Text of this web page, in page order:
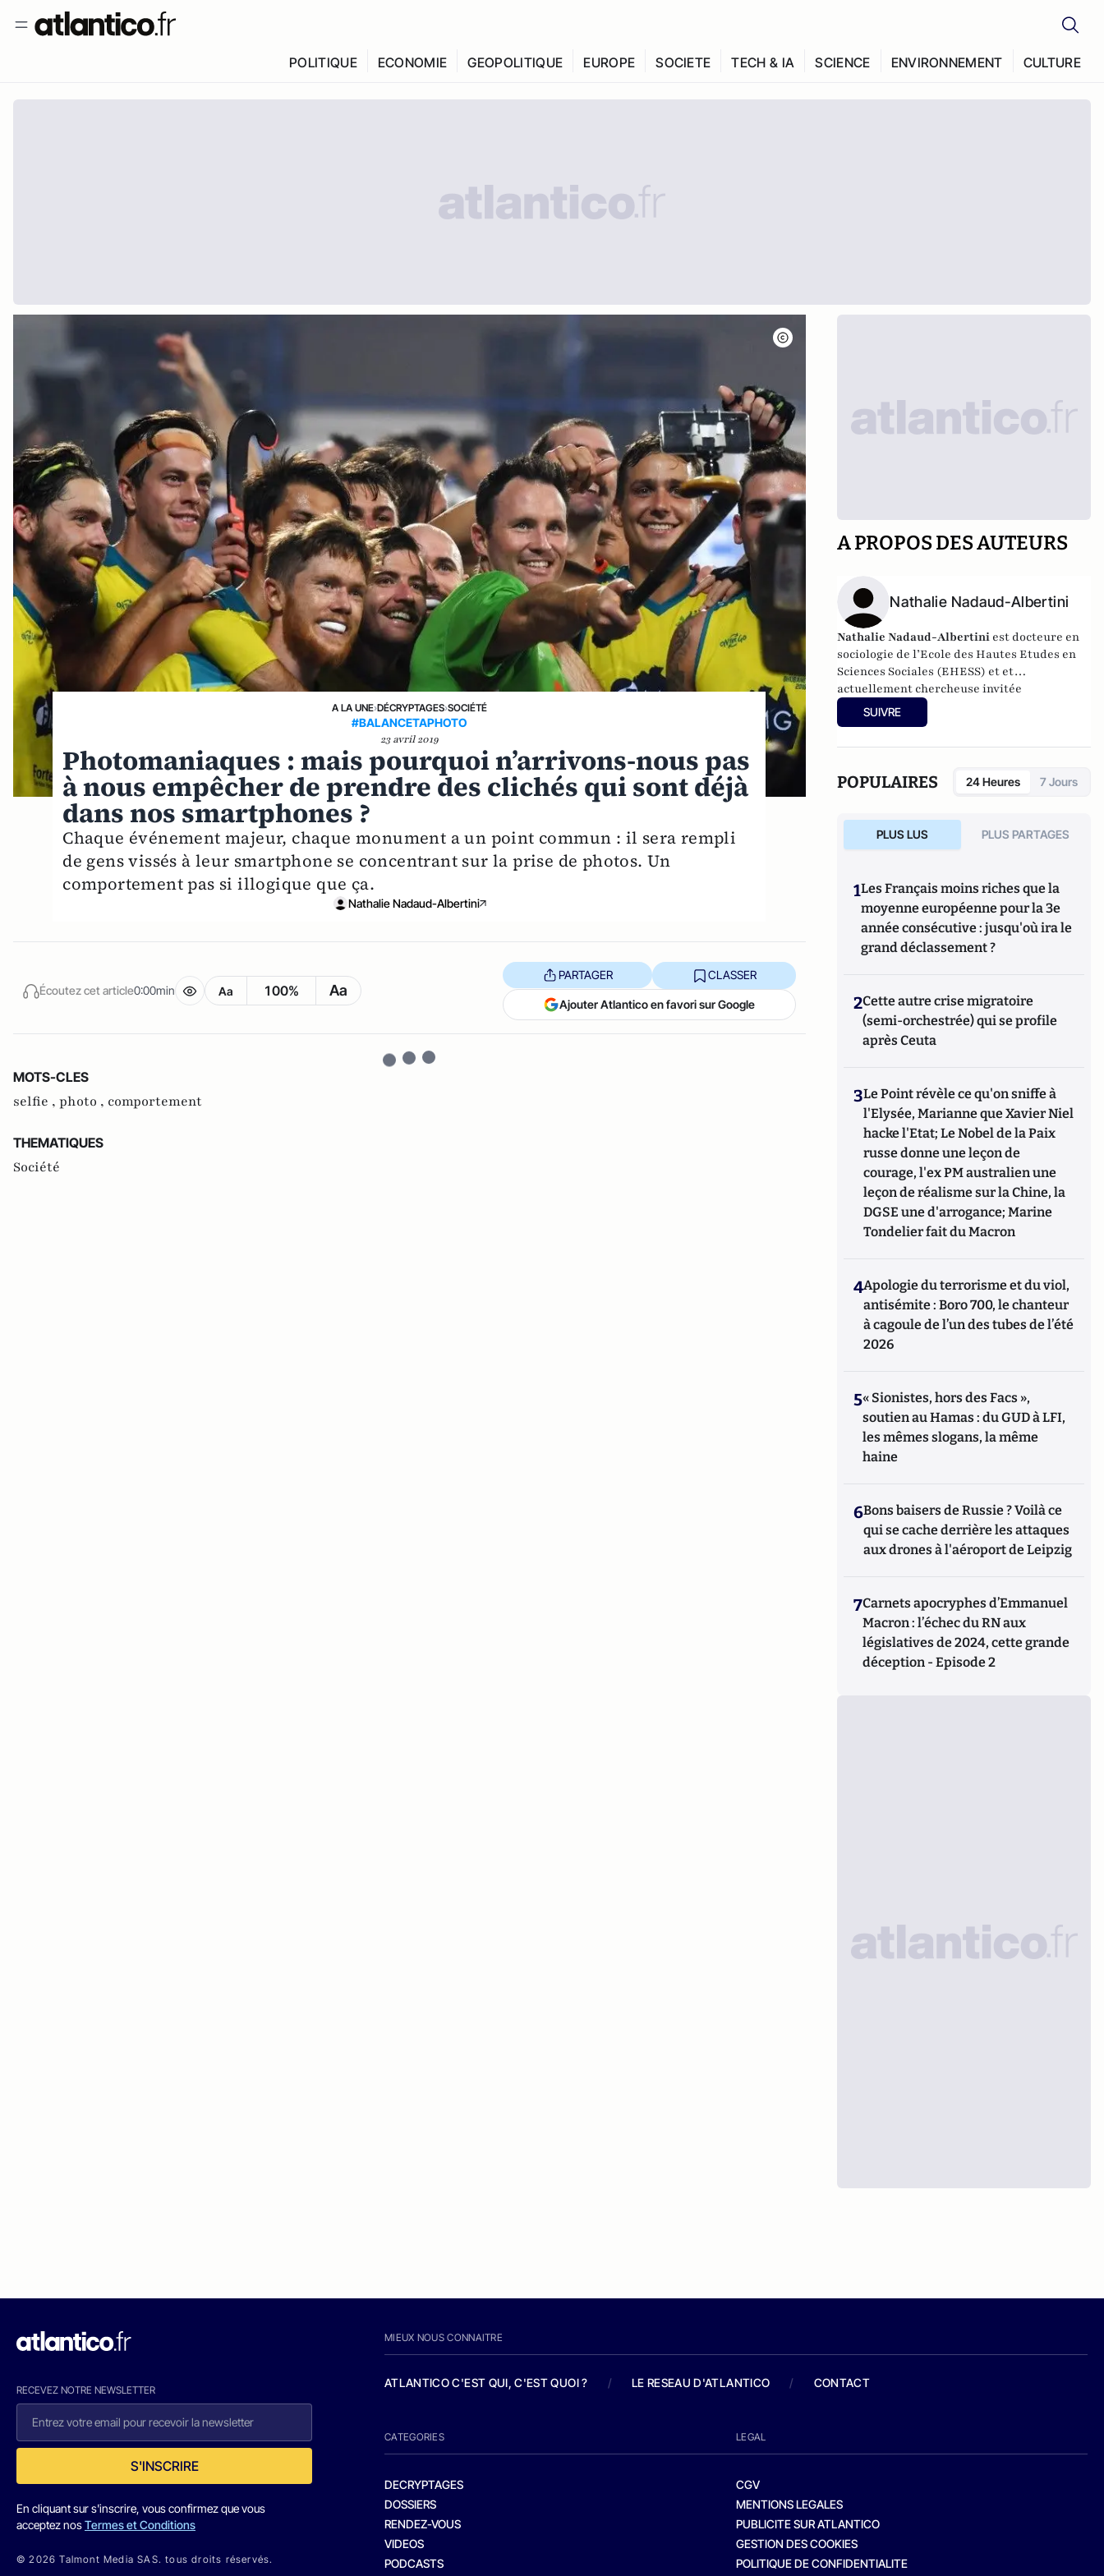
POLITIQUE ECONOMIE GEOPOLITIQUE EUROPE SOCIETE TECH & IA SCIENCE ENVIRONNEMENT CULTURE
A LA UNE›DÉCRYPTAGES›SOCIÉTÉ
#BALANCETAPHOTO
23 avril 2019
Photomaniaques : mais pourquoi n’arrivons-nous pas
à nous empêcher de prendre des clichés qui sont déjà
dans nos smartphones ?
Chaque événement majeur, chaque monument a un point commun : il sera rempli
de gens vissés à leur smartphone se concentrant sur la prise de photos. Un
comportement pas si illogique que ça.
Nathalie Nadaud-Albertini
Écoutez cet article0:00min Aa 100% Aa
PARTAGER CLASSER
Ajouter Atlantico en favori sur Google
MOTS-CLES
selfie , photo , comportement
THEMATIQUES
Société
A PROPOS DES AUTEURS
Nathalie Nadaud-Albertini
Nathalie Nadaud-Albertini est docteure en
sociologie de l’Ecole des Hautes Etudes en
Sciences Sociales (EHESS) et et
actuellement chercheuse invitée
permanente au CREM de l'université de
Lorraine.
SUIVRE
POPULAIRES 24 Heures 7 Jours
PLUS LUS PLUS PARTAGES
1Les Français moins riches que la
moyenne européenne pour la 3e
année consécutive : jusqu'où ira le
grand déclassement ?
2Cette autre crise migratoire
(semi-orchestrée) qui se profile
après Ceuta
3Le Point révèle ce qu'on sniffe à
l'Elysée, Marianne que Xavier Niel
hacke l'Etat; Le Nobel de la Paix
russe donne une leçon de
courage, l'ex PM australien une
leçon de réalisme sur la Chine, la
DGSE une d'arrogance; Marine
Tondelier fait du Macron
4Apologie du terrorisme et du viol,
antisémite : Boro 700, le chanteur
à cagoule de l’un des tubes de l’été
2026
5« Sionistes, hors des Facs »,
soutien au Hamas : du GUD à LFI,
les mêmes slogans, la même
haine
6Bons baisers de Russie ? Voilà ce
qui se cache derrière les attaques
aux drones à l'aéroport de Leipzig
7Carnets apocryphes d’Emmanuel
Macron : l’échec du RN aux
législatives de 2024, cette grande
déception - Episode 2
RECEVEZ NOTRE NEWSLETTER
S'INSCRIRE
En cliquant sur s'inscrire, vous confirmez que vous
acceptez nosTermes et Conditions
© 2026 Talmont Media SAS. tous droits réservés.
MIEUX NOUS CONNAITRE
ATLANTICO C'EST QUI, C'EST QUOI ? / LE RESEAU D'ATLANTICO / CONTACT
CATEGORIES
DECRYPTAGES
DOSSIERS
RENDEZ-VOUS
VIDEOS
PODCASTS
LEGAL
CGV
MENTIONS LEGALES
PUBLICITE SUR ATLANTICO
GESTION DES COOKIES
POLITIQUE DE CONFIDENTIALITE